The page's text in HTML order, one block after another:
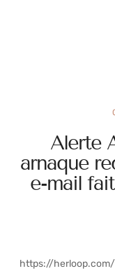
Alerte
arnaque
e-mail
https://